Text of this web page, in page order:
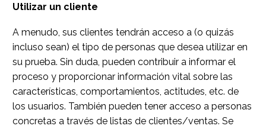
Utilizar un cliente
A menudo, sus clientes tendrán acceso a (o quizás
incluso sean) el tipo de personas que desea utilizar en
su prueba. Sin duda, pueden contribuir a informar el
proceso y proporcionar información vital sobre las
características, comportamientos, actitudes, etc. de
los usuarios. También pueden tener acceso a personas
concretas a través de listas de clientes/ventas. Se